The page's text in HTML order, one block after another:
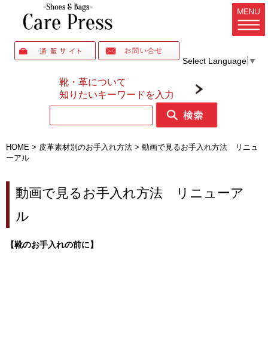
Select Language ▼
靴・革について
知りたいキーワードを入力
HOME > 皮革素材別のお手入れ方法 > 動画で見るお手入れ方法 リニュ
ーアル
動画で見るお手入れ方法 リニューア
ル
【靴のお手入れの前に】